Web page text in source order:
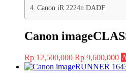
Canon iR 2224n DADF
Canon
Rp12,500,000 Original
price
Rp 9,600,000